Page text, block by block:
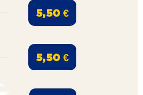
5,50 €
5,50 €